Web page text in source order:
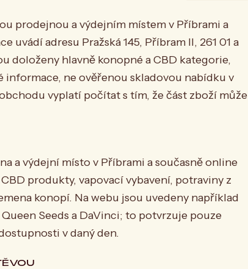
prodejnou a výdejním místem v Příbrami a
uvádí adresu Pražská 145, Příbram II, 261 01 a
doloženy hlavně konopné a CBD kategorie,
ne ověřenou skladovou nabídku v
vyplatí počítat s tím, že část zboží může
a výdejní místo v Příbrami a současně online
produkty, vapovací vybavení, potraviny z
konopí. Na webu jsou uvedeny například
Seeds a DaVinci; to potvrzuje pouze
v daný den.